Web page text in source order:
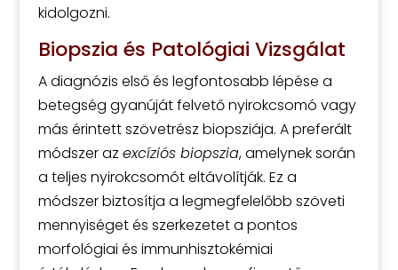
kidolgozni.
Biopszia és Patológiai Vizsgálat
A diagnózis első és legfontosabb lépése a
betegség gyanúját felvető nyirokcsomó vagy
más érintett szövetrész biopsziája. A preferált
módszer az excíziós biopszia, amelynek során
a teljes nyirokcsomót eltávolítják. Ez a
módszer biztosítja a legmegfelelőbb szöveti
mennyiséget és szerkezetet a pontos
morfológiai és immunhisztokémiai